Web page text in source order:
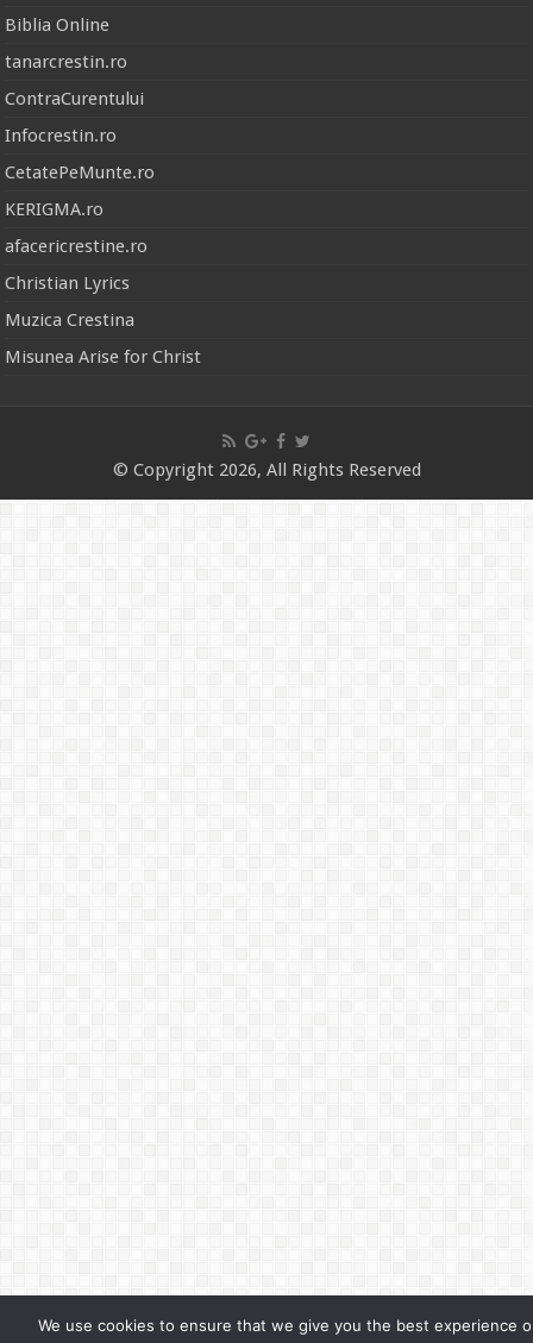
Biblia Online
tanarcrestin.ro
ContraCurentului
Infocrestin.ro
CetatePeMunte.ro
KERIGMA.ro
afacericrestine.ro
Christian Lyrics
Muzica Crestina
Misunea Arise for Christ
© Copyright 2026, All Rights Reserved
We use cookies to ensure that we give you the best experience